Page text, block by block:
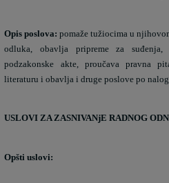
Opis poslova: pomaže tužiocima u
odluka, obavlja pripreme za
podzakonske akte, proučava pravna
literaturu i obavlja i druge poslove po
USLOVI ZA ZASNIVANjE RADNOG
Opšti uslovi: